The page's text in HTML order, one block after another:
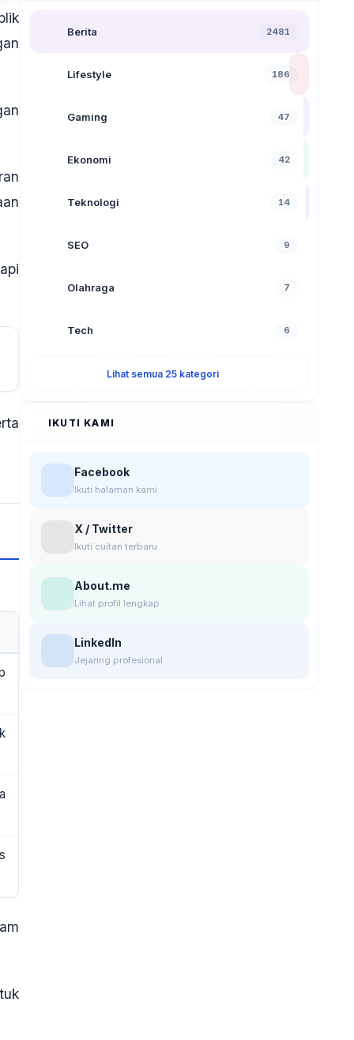
Berita 2481
Lifestyle 186
Gaming 47
Ekonomi 42
Teknologi 14
SEO 9
Olahraga 7
Tech 6
Lihat semua 25 kategori
IKUTI KAMI
Facebook
Ikuti halaman kami
X / Twitter
Ikuti cuitan terbaru
About.me
Lihat profil lengkap
LinkedIn
Jejaring profesional